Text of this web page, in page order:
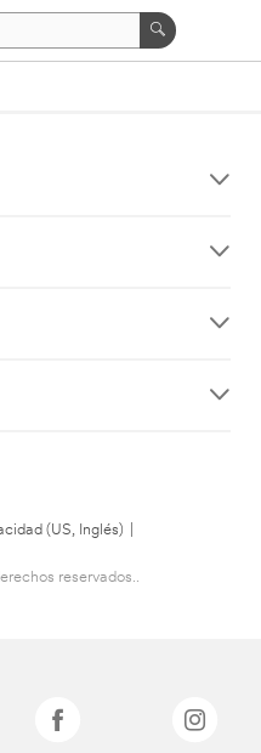
(US, Inglés)
reservados..